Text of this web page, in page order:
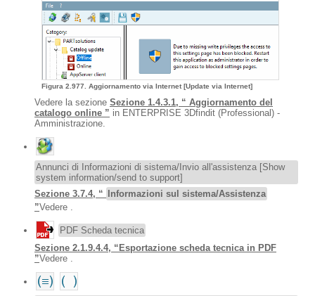
Figura 2.977. Aggiornamento via Internet [Update via Internet]
Vedere la sezione Sezione 1.4.3.1, “ Aggiornamento del
catalogo online ” in ENTERPRISE 3Dfindit (Professional) -
Amministrazione.
Annunci di Informazioni di sistema/Invio all'assistenza [Show
system information/send to support]
Sezione 3.7.4, “
Informazioni sul sistema/Assistenza
”Vedere .
PDF Scheda tecnica
Sezione 2.1.9.4.4, “Esportazione scheda tecnica in PDF
”Vedere .